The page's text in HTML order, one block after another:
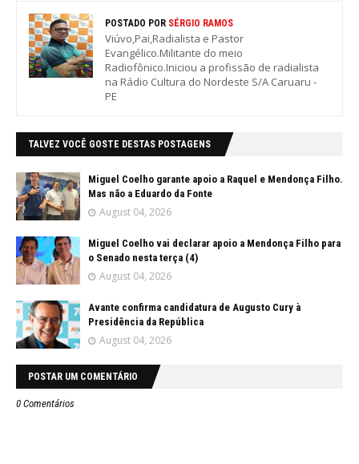
POSTADO POR SÉRGIO RAMOS
Viúvo,Pai,Radialista e Pastor
Evangélico.Militante do meio
Radiofônico.Iniciou a profissão de radialista
na Rádio Cultura do Nordeste S/A Caruaru -
PE
TALVEZ VOCÊ GOSTE DESTAS POSTAGENS
Miguel Coelho garante apoio a Raquel e Mendonça Filho.
Mas não a Eduardo da Fonte
August 04, 2026
Miguel Coelho vai declarar apoio a Mendonça Filho para
o Senado nesta terça (4)
August 04, 2026
Avante confirma candidatura de Augusto Cury à
Presidência da República
August 04, 2026
POSTAR UM COMENTÁRIO
0 Comentários